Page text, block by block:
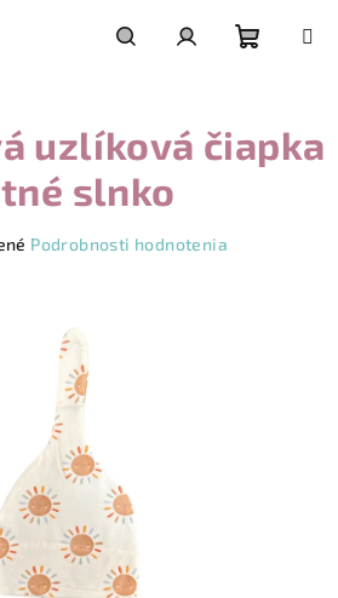
košík
uzlíková čiapka
slnko
Podrobnosti hodnotenia